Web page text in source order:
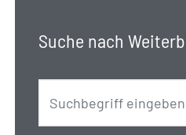
Suche nach